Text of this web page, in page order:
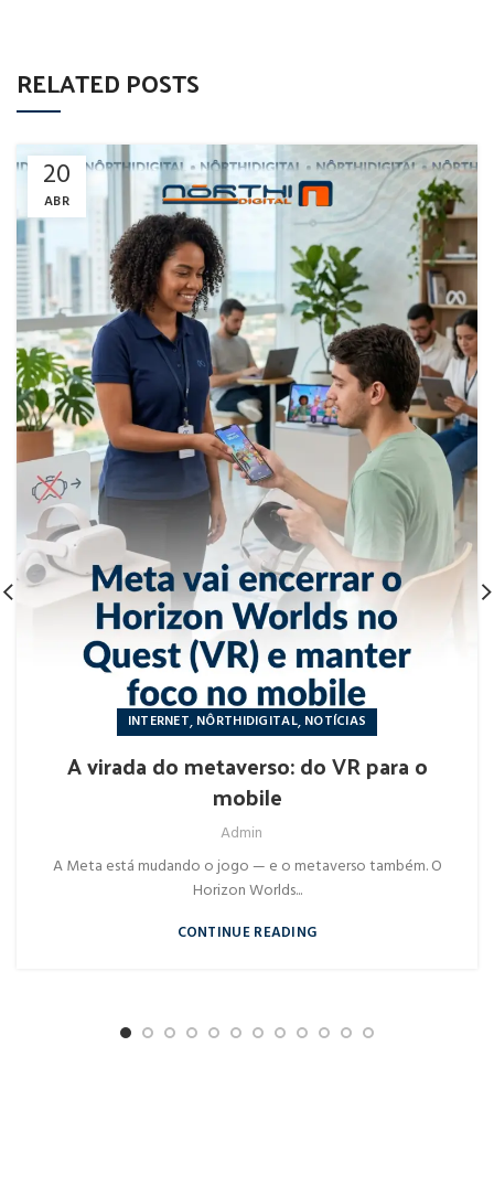
RELATED POSTS
20
ABR
INTERNET, NÔRTHIDIGITAL, NOTÍCIAS
A virada do metaverso: do VR para o
mobile
Admin
A Meta está mudando o jogo — e o metaverso também. O
Horizon Worlds...
CONTINUE READING